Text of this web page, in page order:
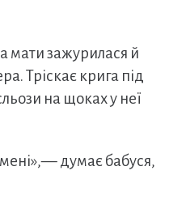
а мати зажурилася й
Тріскає крига під
на щоках у неї
думає бабуся,